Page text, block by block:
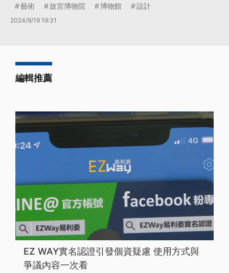
藝術 故宮博物院 博物館 設計
2024/9/19 19:31
編輯推薦
EZ WAY實名認證引發個資疑慮 使用方式與
爭議內容一次看